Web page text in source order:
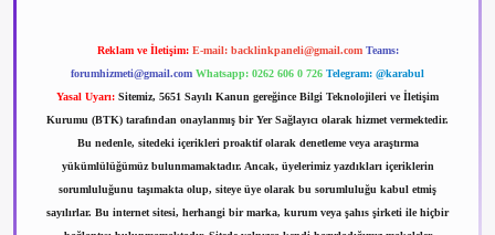
Reklam ve İletişim: E-mail: backlinkpaneli@gmail.com Teams:
forumhizmeti@gmail.com Whatsapp: 0262 606 0 726 Telegram: @karabul
Yasal Uyarı: Sitemiz, 5651 Sayılı Kanun gereğince Bilgi Teknolojileri ve İletişim
Kurumu (BTK) tarafından onaylanmış bir Yer Sağlayıcı olarak hizmet vermektedir.
Bu nedenle, sitedeki içerikleri proaktif olarak denetleme veya araştırma
yükümlülüğümüz bulunmamaktadır. Ancak, üyelerimiz yazdıkları içeriklerin
sorumluluğunu taşımakta olup, siteye üye olarak bu sorumluluğu kabul etmiş
sayılırlar. Bu internet sitesi, herhangi bir marka, kurum veya şahıs şirketi ile hiçbir